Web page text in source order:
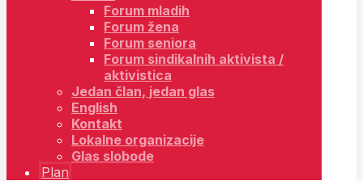
Forum mladih
Forum žena
Forum seniora
Forum sindikalnih aktivista /
aktivistica
Jedan član, jedan glas
English
Kontakt
Lokalne organizacije
Glas slobode
Plan